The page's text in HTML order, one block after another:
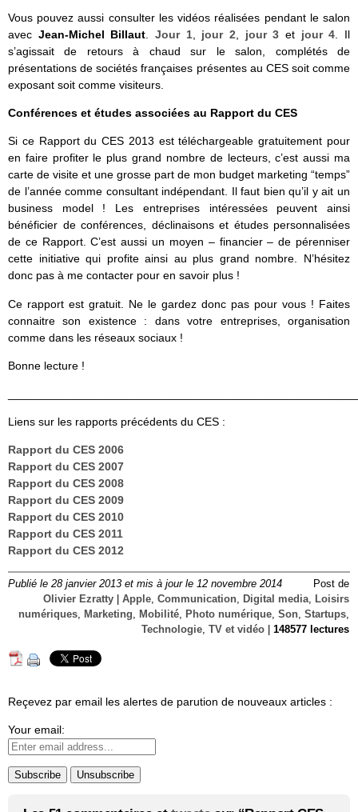
Vous pouvez aussi consulter les vidéos réalisées pendant le salon
avec Jean-Michel Billaut.Jour 1, jour 2, jour 3 et jour 4. Il
s’agissait de retours à chaud sur le salon, complétés de
présentations de sociétés françaises présentes au CES soit comme
exposant soit comme visiteurs.
Conférences et études associées au Rapport du CES
Si ce Rapport du CES 2013 est téléchargeable gratuitement pour
en faire profiter le plus grand nombre de lecteurs, c’est aussi ma
carte de visite et une grosse part de mon budget marketing “temps”
de l’année comme consultant indépendant. Il faut bien qu’il y ait un
business model ! Les entreprises intéressées peuvent ainsi
bénéficier de conférences, déclinaisons et études personnalisées
de ce Rapport. C’est aussi un moyen – financier – de pérenniser
cette initiative qui profite ainsi au plus grand nombre. N’hésitez
donc pas à me contacter pour en savoir plus !
Ce rapport est gratuit. Ne le gardez donc pas pour vous ! Faites
connaitre son existence : dans votre entreprises, organisation
comme dans les réseaux sociaux !
Bonne lecture !
Liens sur les rapports précédents du CES :
Rapport du CES 2006
Rapport du CES 2007
Rapport du CES 2008
Rapport du CES 2009
Rapport du CES 2010
Rapport du CES 2011
Rapport du CES 2012
Publié le 28 janvier 2013 et mis à jour le 12 novembre 2014
Post de
Olivier Ezratty
Apple, Communication, Digital media, Loisirs
numériques, Marketing, Mobilité, Photo numérique, Son, Startups,
Technologie, TV et vidéo 148577 lectures
Reçevez par email les alertes de parution de nouveaux articles :
Your email: